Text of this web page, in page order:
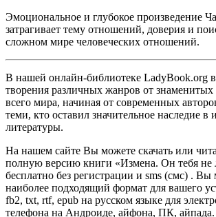
Эмоциональное и глубокое произведение
затрагивает тему отношений, доверия и
сложном мире человеческих отношений.
В нашей онлайн-библиотеке LadyBook.org
творения различных жанров от знаменитых
всего мира, начиная от современных
теми, кто оставил значительное наследие в
литературы.
На нашем сайте Вы можете скачать или
полную версию книги «Измена. Он тебя
бесплатно без регистрации и sms (смс) . Вы
наиболее подходящий формат для вашего
fb2, txt, rtf, epub на русском языке для
телефона на Андроиде, айфона, ПК,